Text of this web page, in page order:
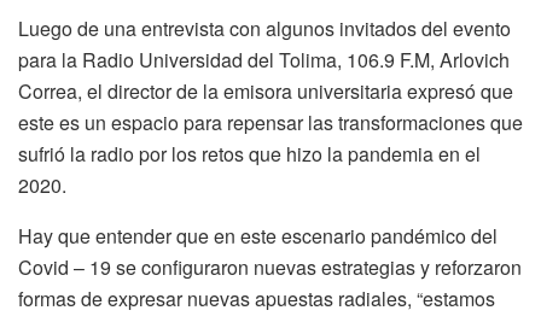
Luego de una entrevista con algunos invitados del evento
para la Radio Universidad del Tolima, 106.9 F.M, Arlovich
Correa, el director de la emisora universitaria expresó que
este es un espacio para repensar las transformaciones que
sufrió la radio por los retos que hizo la pandemia en el
2020.
Hay que entender que en este escenario pandémico del
Covid – 19 se configuraron nuevas estrategias y reforzaron
formas de expresar nuevas apuestas radiales, “estamos